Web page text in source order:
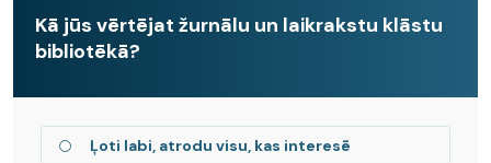
Kā jūs vērtējat žurnālu un laikrakstu klāstu
bibliotēkā?
Ļoti labi, atrodu visu, kas interesē